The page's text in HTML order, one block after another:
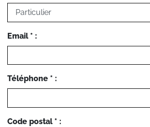
Email * :
Téléphone * :
Code postal * :